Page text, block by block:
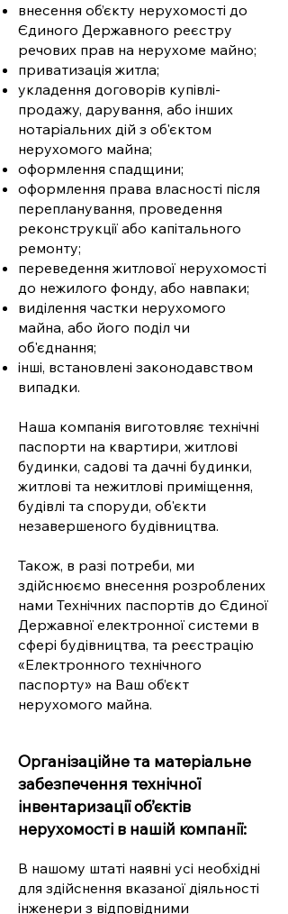
внесення об’єкту нерухомості до
Єдиного Державного реєстру
речових прав на нерухоме майно;
приватизація житла;
укладення договорів купівлі-
продажу, дарування, або інших
нотаріальних дій з об'єктом
нерухомого майна;
оформлення спадщини;
оформлення права власності після
перепланування, проведення
реконструкції або капітального
ремонту;
переведення житлової нерухомості
до нежилого фонду, або навпаки;
виділення частки нерухомого
майна, або його поділ чи
об'єднання;
інші, встановлені законодавством
випадки.
Наша компанія виготовляє технічні
паспорти на квартири, житлові
будинки, садові та дачні будинки,
житлові та нежитлові приміщення,
будівлі та споруди, об'єкти
незавершеного будівництва.
Також, в разі потреби, ми
здійснюємо внесення розроблених
нами Технічних паспортів до Єдиної
Державної електронної системи в
сфері будівництва, та реєстрацію
«Електронного технічного
паспорту» на Ваш об’єкт
нерухомого майна.
Організаційне та матеріальне
забезпечення технічної
інвентаризації об’єктів
нерухомості в нашій компанії:
В нашому штаті наявні усі необхідні
для здійснення вказаної діяльності
інженери з відповідними